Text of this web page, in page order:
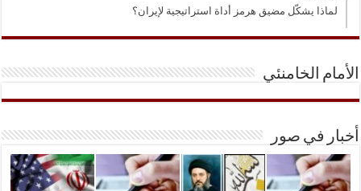
لماذا يشكّل مضيق هرمز أداة استراتيجية لإيران؟
الأمام الخامنئي
أخبار في صور